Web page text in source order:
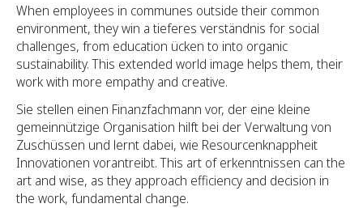
When employees in communes outside their common
environment, they win a tieferes verständnis for social
challenges, from education ücken to into organic
sustainability. This extended world image helps them, their
work with more empathy and creative.
Sie stellen einen Finanzfachmann vor, der eine kleine
gemeinnützige Organisation hilft bei der Verwaltung von
Zuschüssen und lernt dabei, wie Resourcenknappheit
Innovationen vorantreibt. This art of erkenntnissen can the
art and wise, as they approach efficiency and decision in
the work, fundamental change.